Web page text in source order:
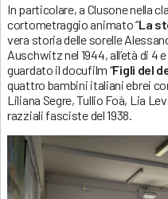
In particolare, a Clusone nella
cortometraggio animato “La
vera storia delle sorelle
Auschwitz nel 1944, all’età di 4
guardato il docufilm “Figli del
quattro bambini italiani ebrei
Liliana Segre, Tullio Foà, Lia
razziali fasciste del 1938.